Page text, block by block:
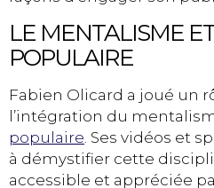
LE MENTALISME
POPULAIRE
Fabien Olicard a joué un
l’intégration du
populaire . Ses vidéos et
à démystifier cette
accessible et appréciée